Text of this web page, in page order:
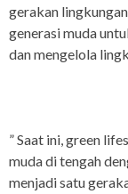
gerakan
generasi muda
dan mengelola
” Saat ini, green
muda di tengah
menjadi satu